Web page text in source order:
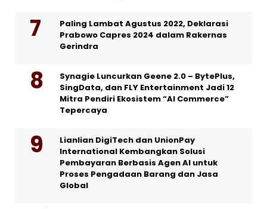
Paling Lambat Agustus 2022, Deklarasi
Prabowo Capres 2024 dalam Rakernas
Gerindra
Synagie Luncurkan Geene 2.0 – BytePlus,
SingData, dan FLY Entertainment Jadi 12
Mitra Pendiri Ekosistem “AI Commerce”
Tepercaya
Lianlian DigiTech dan UnionPay
International Kembangkan Solusi
Pembayaran Berbasis Agen AI untuk
Proses Pengadaan Barang dan Jasa
Global